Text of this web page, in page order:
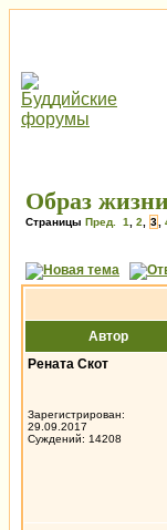
Образ
Страницы Пред. 1 2 3
Автор
Рената Скот
Зарегистрирован:
29.09.2017
Суждений: 14208